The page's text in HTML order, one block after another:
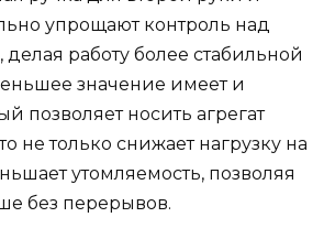
упрощают контроль над
работу более стабильной
значение имеет и
позволяет носить агрегат
не только снижает нагрузку на
утомляемость, позволяя
без перерывов.